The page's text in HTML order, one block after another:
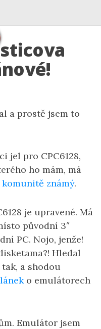
a prostě jsem to
jel pro CPC6128,
ho mám, má
komunitě známý.
je upravené. Má
původní 3″
PC. Nojo, jenže!
Hledal
a shodou
o emulátorech
Emulátor jsem